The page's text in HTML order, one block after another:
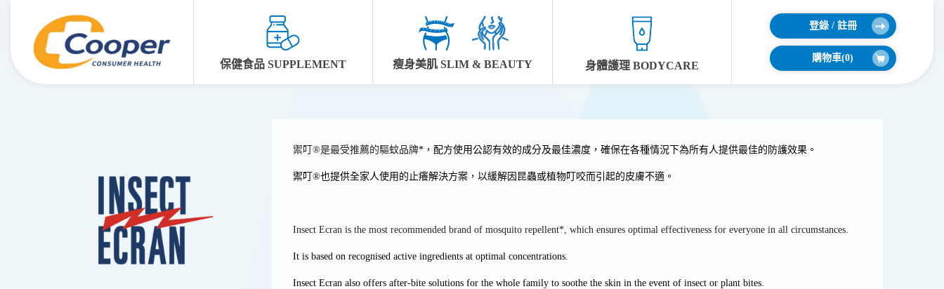
保健食品 SUPPLEMENT 瘦身美肌 SLIM & BEAUTY 身體護理 BODYCARE
登錄 / 註冊
購物車(0)
禦叮®是最受推薦的驅蚊品牌* ，配方使用公認有效的成分及最佳濃度， 確保在各種情況下為所有人提供最佳的防護效果。
禦叮®也提供全家人使用的止癢解決方案，以緩解因昆蟲或植物叮咬而引起的皮膚不適。
Insect Ecran is the most recommended brand of mosquito repellent*, which ensures optimal effectiveness for everyone in all circumstances.
It is based on recognised active ingredients at optimal concentrations.
Insect Ecran also offers after-bite solutions for the whole family to soothe the skin in the event of insect or plant bites.